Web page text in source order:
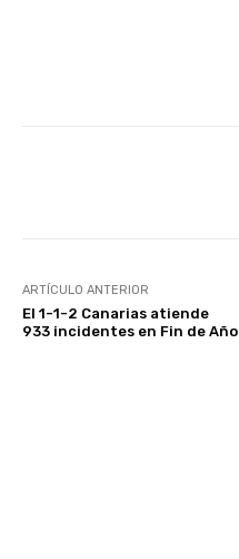
ARTÍCULO ANTERIOR
El 1-1-2 Canarias atiende
933 incidentes en Fin de Año